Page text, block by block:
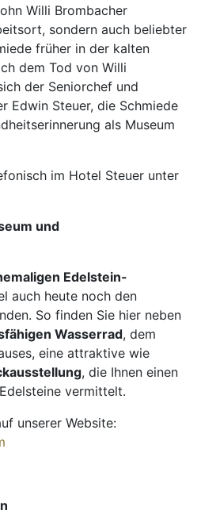
Willi Brombacher
sondern auch beliebter
früher in der kalten
dem Tod von Willi
der Seniorchef und
Edwin Steuer, die Schmiede
als Museum
im Hotel Steuer unter
und
Edelstein-
auch heute noch den
So finden Sie hier neben
Wasserrad, dem
eine attraktive wie
, die Ihnen einen
vermittelt.
unserer Website: